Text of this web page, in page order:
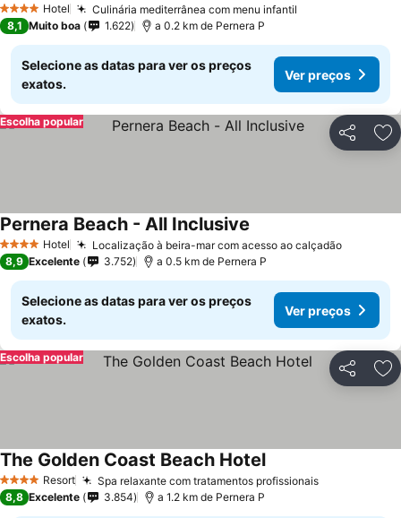
4 EstrelasHotel Culinária mediterrânea com menu infantil
8,1 Muito boa 1.622 a 0.2 km de Pernera P
Selecione as datas para ver os preços
exatos.
Ver preços
Partilhar
Escolha popular
4 EstrelasHotel Localização à beira-mar com acesso ao calçadão
Pernera Beach - All Inclusive
8,9 Excelente 3.752 a 0.5 km de Pernera P
Selecione as datas para ver os preços
exatos.
Ver preços
Partilhar
Escolha popular
4 EstrelasResort Spa relaxante com tratamentos profissionais
The Golden Coast Beach Hotel
8,8 Excelente 3.854 a 1.2 km de Pernera P